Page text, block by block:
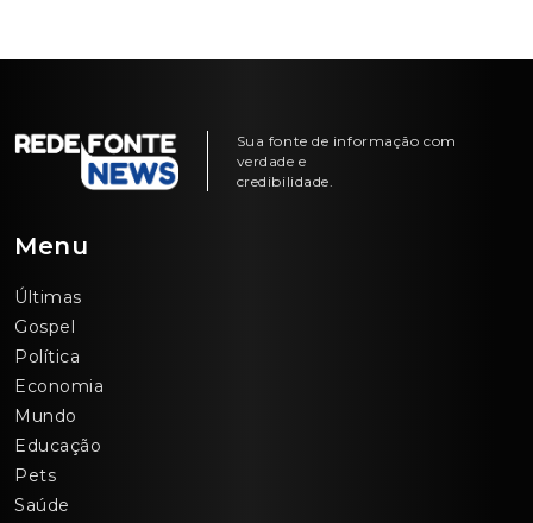
Sua fonte de informação com
verdade e
credibilidade.
Menu
Últimas
Gospel
Política
Economia
Mundo
Educação
Pets
Saúde